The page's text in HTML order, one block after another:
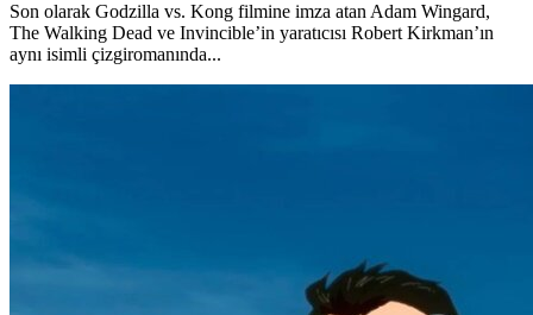
Son olarak Godzilla vs. Kong filmine imza atan Adam Wingard,
The Walking Dead ve Invincible’in yaratıcısı Robert Kirkman’ın
aynı isimli çizgiromanında...